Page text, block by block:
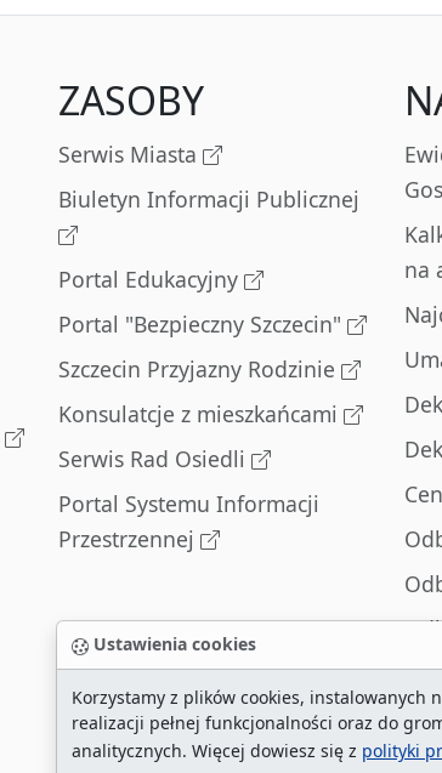
Ustawienia cookies
Korzystamy z plików cookies, instalowanych
realizacji pełnej funkcjonalności oraz do
analitycznych. Więcej dowiesz się z polityki
ZASOBY
Serwis Miasta
Biuletyn Informacji Publicznej
Portal Edukacyjny
Portal "Bezpieczny Szczecin"
Szczecin Przyjazny Rodzinie
Konsulatcje z mieszkańcami
Serwis Rad Osiedli
Portal Systemu Informacji
Przestrzennej
na